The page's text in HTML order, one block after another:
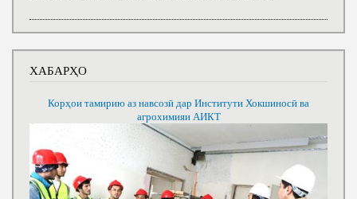
ХАБАРҲО
Корҳои тамирию аз навсозӣ дар Институти Хокшиносӣ ва
агрохимияи АИКТ